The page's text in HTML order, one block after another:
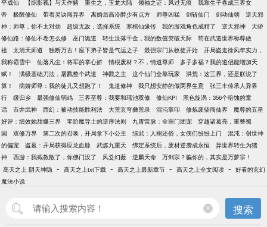
平成仙
【综影视】与天作赌 重生之，玉龙大陆 领袖之证：风过无痕
我靠生子卷成三界女
帝
极限修仙 带着灵诀闯异界 离婚后高冷爵少有点方 师尊凶猛 剑斩仙门 剑动仙朝
逆天邪
神：师尊，你不太对劲
超级无敌，选择系统 寒棺仙缘传 我的游戏角色成精了 逆天邪神
天骄
修仙路：修仙不卷怎么修
巫门诡道 转生没落千金，我的数值突破天际
苟在武道世界称尊做
祖
太清天师道 独断万古！座下弟子皆是气运之子 最强宗门从收徒开始
开局盗走徐凤年实力，
我称霸雪中
仙落凡尘：将军的掌心娇 情根废材？不，情道尊师
多子多福？我的道侣能增加天
赋！
满级基础刀法，屠戮整个武道 神戮之主 这个仙门全靠玩家
洪荒：这三界，还是朕说了
算！
病娇师尊：我的徒儿又想跑了！ 鬼道修神 我只想安静的做两界生意
张三丰传承人异界
行
缓归乡 最强修仙弱鸡 三界至尊：我要和瑶池双修 修仙KPI
黑色旋涡：356个暗蚀的童
话
市井武神 西幻：被动技能胜利法 大荒玄穹彝荒录 混沌掌印 修炼废柴闯仙界
魔尊的五星
好评：绩效她甜爆三界
零阶魔导士的逆序法则 九霄雷脉：全宗门团宠
穿越诸葛亮，重整蜀
国
双修万界 第二次的召唤，开局拿下小公主 综武：人刚还俗，女侠们纷纷上门
混沌：创世神
的偏宠
盗墓：开局获得应龙血脉 武炼九重天 绑定系统后，废材逆袭成永恒
异世界转生为猪
神
西游：我截教散了，你佛门没了 风爻幻薮 逆麟天命
万剑宗？骗你的，其实是万萝宗！
高天之上 阴天神隐 - 高天之上txt下载 - 高天之上最新章节 - 高天之上全文阅读 - 好看的玄幻
魔法小说
搜索